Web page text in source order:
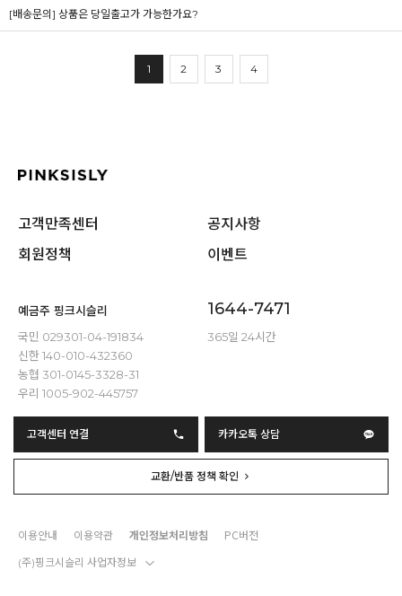
[배송문의] 상품은 당일출고가 가능한가요?
1 2 3 4
고객만족센터
공지사항
회원정책
이벤트
예금주 핑크시슬리
국민 029301-04-191834
신한 140-010-432360
농협 301-0145-3328-31
우리 1005-902-445757
1644-7471
365일 24시간
고객센터 연결 카카오톡 상담
교환/반품 정책 확인
이용안내 이용약관 개인정보처리방침 PC버전
(주)핑크시슬리 사업자정보